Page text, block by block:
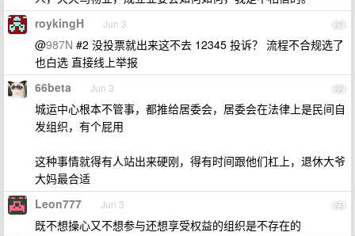
21
roykingH Jun 3
@987N #2 没投票就出来这不去 12345 投诉？ 流程不合规选了
也白选 直接线上举报
22
66beta Jun 3
城运中心根本不管事，都推给居委会，居委会在法律上是民间自
发组织，有个屁用
这种事情就得有人站出来硬刚，得有时间跟他们杠上，退休大爷
大妈最合适
23
Leon777 Jun 3
既不想操心又不想参与还想享受权益的组织是不存在的